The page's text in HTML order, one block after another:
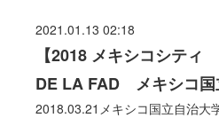
2021.01.13 02:18
【2018 メキシコシテ
DE LA FAD メキシコ
2018.03.21メキシコ国立自治大